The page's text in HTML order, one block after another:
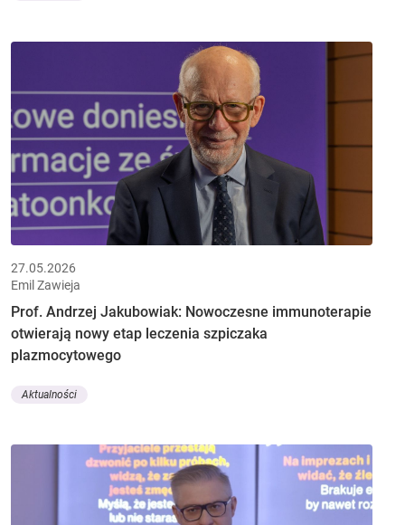
27.05.2026
Emil Zawieja
Prof. Andrzej Jakubowiak: Nowoczesne immunoterapie
otwierają nowy etap leczenia szpiczaka
plazmocytowego
Aktualności